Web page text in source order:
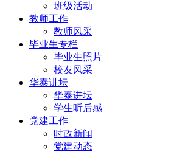
班级活动
教师工作
教师风采
毕业生专栏
毕业生照片
校友风采
华泰讲坛
华泰讲坛
学生听后感
党建工作
时政新闻
党建动态